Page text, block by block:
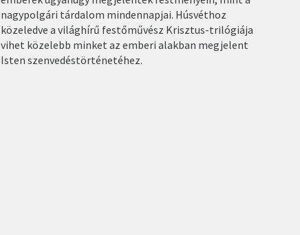
nagypolgári tárdalom mindennapjai. Húsvéthoz
közeledve a világhírű festőművész Krisztus-trilógiája
vihet közelebb minket az emberi alakban megjelent
Isten szenvedéstörténetéhez.